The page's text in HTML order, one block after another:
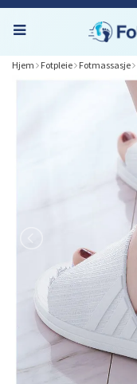
Hjem Fotpleie Fotmassasje